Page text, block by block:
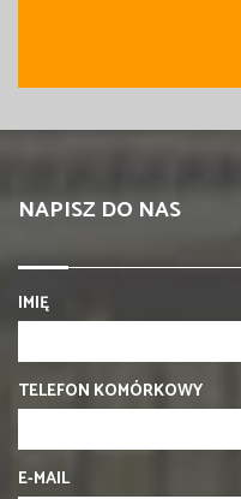
NAPISZ DO NAS
IMIĘ
TELEFON KOMÓRKOWY
E-MAIL